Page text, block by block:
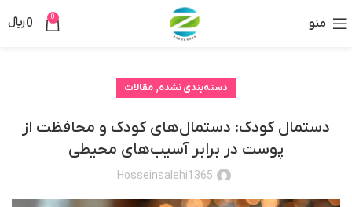
منو 0
0﷼
دسته‌بندی نشده, مقالات
دستمال کودک: دستمال‌های کودک و محافظت از
پوست در برابر آسیب‌های محیطی
Hosseinsalehi1365